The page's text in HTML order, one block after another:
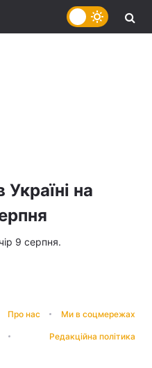
на
9 серпня.
Про нас Ми в соцмережах
Редакційна політика